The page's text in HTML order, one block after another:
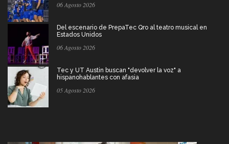
06 Agosto 2026
Del escenario de PrepaTec Qro al teatro musical en
Estados Unidos
06 Agosto 2026
Tec y UT Austin buscan "devolver la voz" a
hispanohablantes con afasia
05 Agosto 2026